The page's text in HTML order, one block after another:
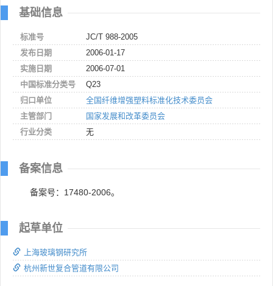
基础信息
标准号
JC/T 988-2005
发布日期
2006-01-17
实施日期
2006-07-01
中国标准分类号
Q23
归口单位
全国纤维增强塑料标准化技术委员会
主管部门
国家发展和改革委员会
行业分类
无
备案信息
备案号：17480-2006。
起草单位
上海玻璃钢研究所
杭州新世复合管道有限公司